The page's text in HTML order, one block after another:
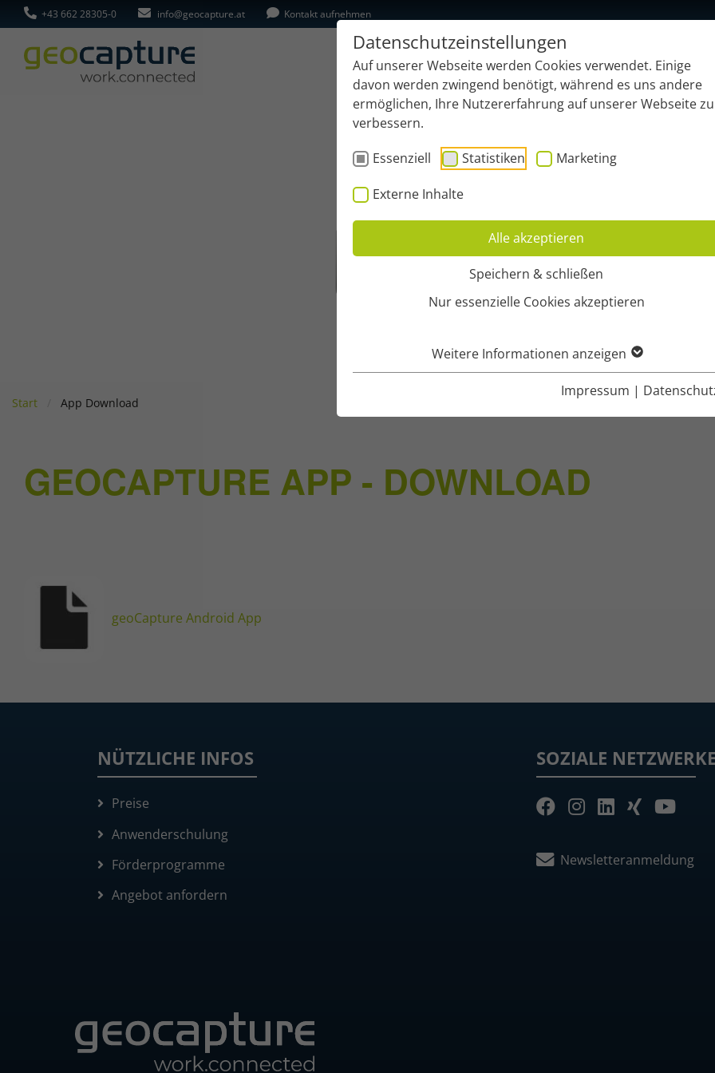
Datenschutzeinstellungen
Auf unserer Webseite werden Cookies verwendet. Einige
davon werden zwingend benötigt, während es uns andere
ermöglichen, Ihre Nutzererfahrung auf unserer Webseite zu
verbessern.
Essenziell
Statistiken Marketing
Externe Inhalte
Alle akzeptieren
Speichern & schließen
Nur essenzielle Cookies akzeptieren
Weitere Informationen anzeigen
Impressum |
+43 662 28305-0 info@geocapture.at Kontakt aufnehmen
NEU: geonardo.ai Funktionen
Start App Download
GEOCAPTURE APP - DOWNLOAD
geoCapture Android App
NÜTZLICHE INFOS
Preise
Anwenderschulung
Förderprogramme
Angebot anfordern
SOZIALE
Newsletteranmeldung